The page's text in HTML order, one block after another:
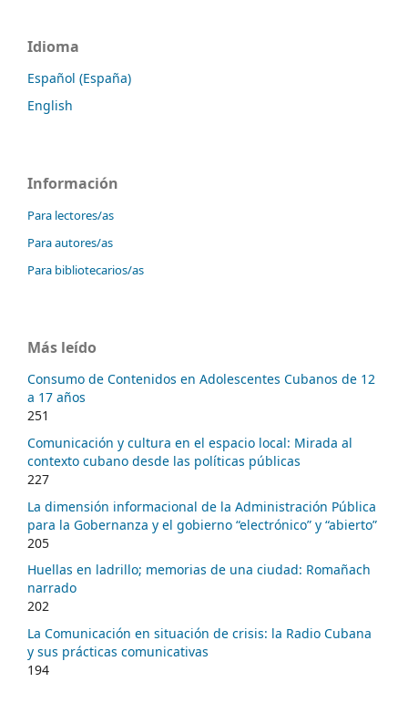
Idioma
Español (España)
English
Información
Para lectores/as
Para autores/as
Para bibliotecarios/as
Más leído
Consumo de Contenidos en Adolescentes Cubanos de 12
a 17 años
251
Comunicación y cultura en el espacio local: Mirada al
contexto cubano desde las políticas públicas
227
La dimensión informacional de la Administración Pública
para la Gobernanza y el gobierno “electrónico” y “abierto”
205
Huellas en ladrillo; memorias de una ciudad: Romañach
narrado
202
La Comunicación en situación de crisis: la Radio Cubana
y sus prácticas comunicativas
194